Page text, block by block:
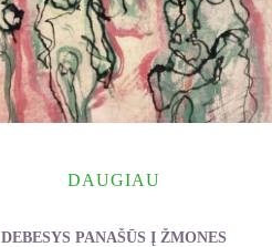
DAUGIAU
DEBESYS PANAŠŪS Į ŽMONES